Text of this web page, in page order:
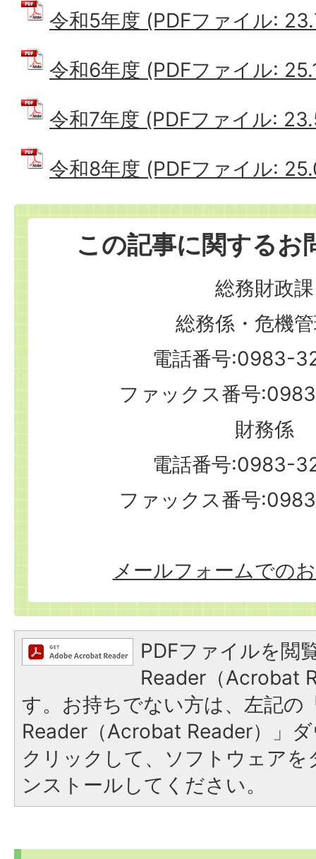
令和5年度 (PDFファイル:
令和6年度 (PDFファイル:
令和7年度 (PDFファイル:
令和8年度 (PDFファイル:
この記事に関するお
総務財政課
総務係・危機
電話番号:0983-
ファックス番号
財務係
電話番号:0983-
ファックス番号
メールフォームでの
PDFファイルを閲
Reader（Acrobat
す。お持ちでない方は、左記の
Reader（Acrobat Reader）」
クリックして、ソフトウェア
ンストールしてください。